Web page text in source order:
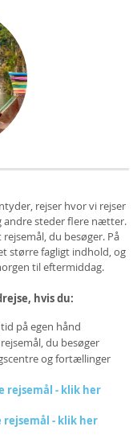
rejser hvor vi rejser
andre steder flere nætter.
du besøger. På
større fagligt indhold, og
til eftermiddag.
hvis du:
på egen hånd
du besøger
og fortællinger
rejsemål - klik her
- klik her